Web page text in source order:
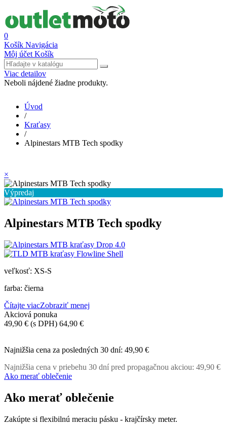
0
Košík Navigácia
Môj účet Košík
Viac detailov
Neboli nájdené žiadne produkty.
Úvod
/
Kraťasy
/
Alpinestars MTB Tech spodky
×
Výpredaj
Alpinestars MTB Tech spodky
veľkosť: XS-S
farba: čierna
Čítajte viacZobraziť menej
Akciová ponuka
49,90 € (s DPH) 64,90 €
Najnižšia cena za posledných 30 dní: 49,90 €
Najnižšia cena v priebehu 30 dní pred propagačnou akciou: 49,90 €
Ako merať oblečenie
Ako merať oblečenie
Zakúpte si flexibilnú meraciu pásku - krajčírsky meter.